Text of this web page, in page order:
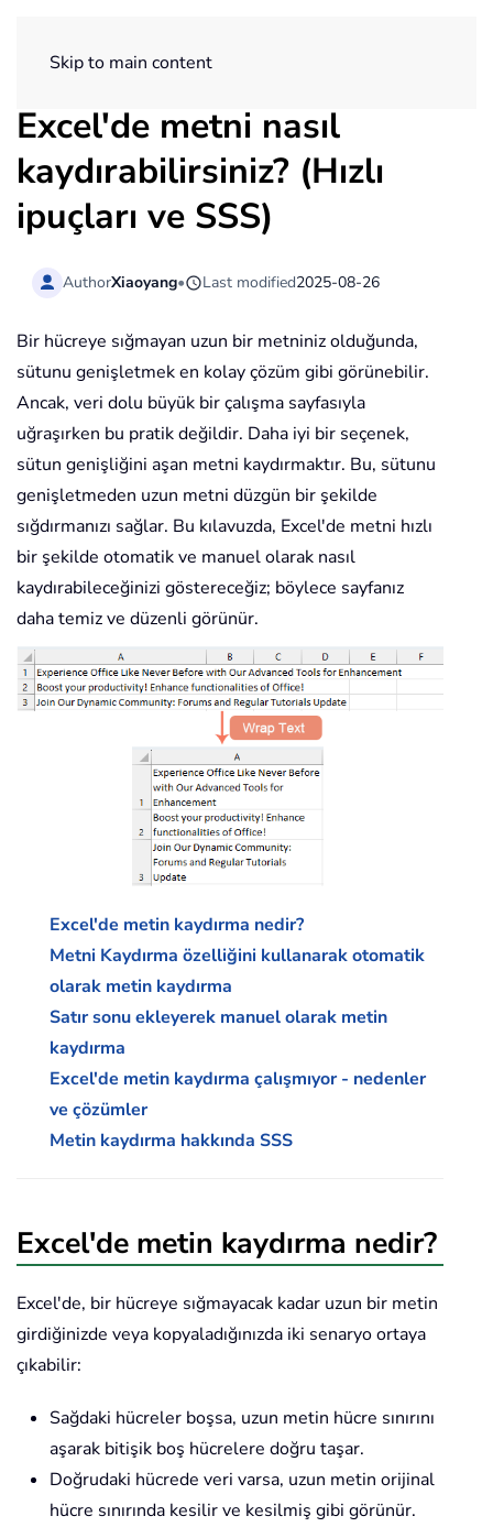
Skip to main content
Excel'de metni nasıl
kaydırabilirsiniz? (Hızlı
ipuçları ve SSS)
AuthorXiaoyang• Last modified2025-08-26
Bir hücreye sığmayan uzun bir metniniz olduğunda,
sütunu genişletmek en kolay çözüm gibi görünebilir.
Ancak, veri dolu büyük bir çalışma sayfasıyla
uğraşırken bu pratik değildir. Daha iyi bir seçenek,
sütun genişliğini aşan metni kaydırmaktır. Bu, sütunu
genişletmeden uzun metni düzgün bir şekilde
sığdırmanızı sağlar. Bu kılavuzda, Excel'de metni hızlı
bir şekilde otomatik ve manuel olarak nasıl
kaydırabileceğinizi göstereceğiz; böylece sayfanız
daha temiz ve düzenli görünür.
Excel'de metin kaydırma nedir?
Metni Kaydırma özelliğini kullanarak otomatik
olarak metin kaydırma
Satır sonu ekleyerek manuel olarak metin
kaydırma
Excel'de metin kaydırma çalışmıyor - nedenler
ve çözümler
Metin kaydırma hakkında SSS
Excel'de metin kaydırma nedir?
Excel'de, bir hücreye sığmayacak kadar uzun bir metin
girdiğinizde veya kopyaladığınızda iki senaryo ortaya
çıkabilir:
Sağdaki hücreler boşsa, uzun metin hücre sınırını
aşarak bitişik boş hücrelere doğru taşar.
Doğrudaki hücrede veri varsa, uzun metin orijinal
hücre sınırında kesilir ve kesilmiş gibi görünür.